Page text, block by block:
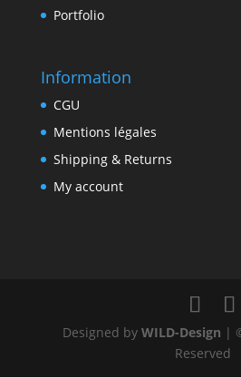
Portfolio
Information
CGU
Mentions légales
Shipping & Returns
My account
Designed by WILD-Design |
Reserved